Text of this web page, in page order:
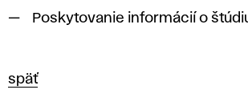
Poskytovanie informácií o
späť